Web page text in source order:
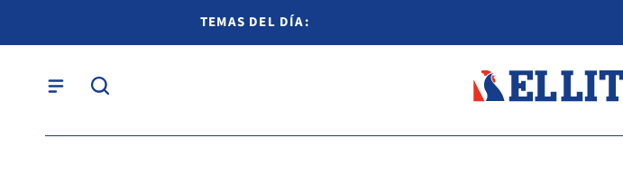
TEMAS DEL DÍA: